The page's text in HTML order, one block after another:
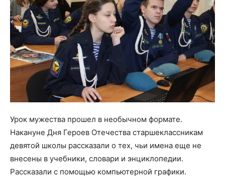
Урок мужества прошел в необычном формате.
Накануне Дня Героев Отечества старшеклассникам
девятой школы рассказали о тех, чьи имена еще не
внесены в учебники, словари и энциклопедии.
Рассказали с помощью компьютерной графики.